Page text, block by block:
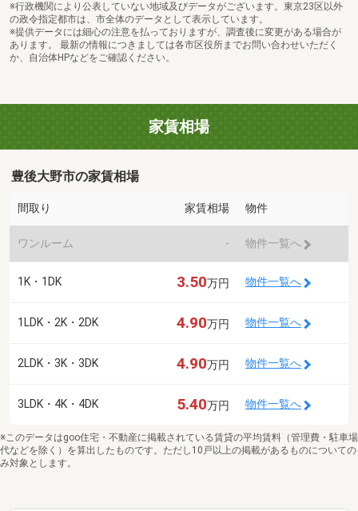
※行政機関により公表していない地域及びデータがございます。東京23区以外
の政令指定都市は、市全体のデータとして表示しています。
※提供データには細心の注意を払っておりますが、調査後に変更がある場合が
あります。 最新の情報につきましては各市区役所までお問い合わせいただく
か、自治体HPなどをご確認ください。
家賃相場
豊後大野市の家賃相場
間取り 家賃相場 物件
ワンルーム - 物件一覧へ
1K・1DK 3.50万円 物件一覧へ
1LDK・2K・2DK 4.90万円 物件一覧へ
2LDK・3K・3DK 4.90万円 物件一覧へ
3LDK・4K・4DK 5.40万円 物件一覧へ
※このデータはgoo住宅・不動産に掲載されている賃貸の平均賃料（管理費・駐車場
代などを除く）を算出したものです。ただし10戸以上の掲載があるものについての
み対象とします。